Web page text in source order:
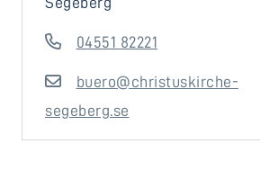
04551 82221
buero@christuskirche-
segeberg.se